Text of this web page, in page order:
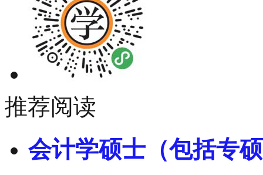
推荐阅读
会计学硕士（包括专